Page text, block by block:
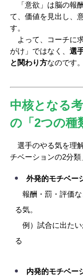
「意欲」は脳の報
て、価値を見出し、
す。
よって、コーチに
がけ」ではなく、 選
と関わり方なのです。
中核となる
の「2つの種
選手のやる気を理
チベーションの2分類
外発的モチベー
報酬・罰・評価な
る気。
例）試合に出たい
る
内発的モチベー